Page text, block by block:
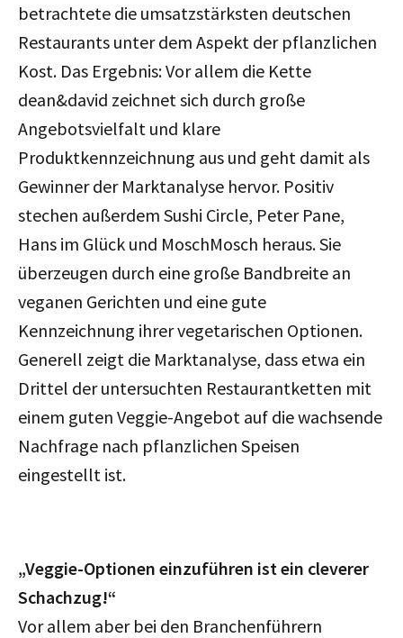
betrachtete die umsatzstärksten deutschen
Restaurants unter dem Aspekt der pflanzlichen
Kost. Das Ergebnis: Vor allem die Kette
dean&david zeichnet sich durch große
Angebotsvielfalt und klare
Produktkennzeichnung aus und geht damit als
Gewinner der Marktanalyse hervor. Positiv
stechen außerdem Sushi Circle, Peter Pane,
Hans im Glück und MoschMosch heraus. Sie
überzeugen durch eine große Bandbreite an
veganen Gerichten und eine gute
Kennzeichnung ihrer vegetarischen Optionen.
Generell zeigt die Marktanalyse, dass etwa ein
Drittel der untersuchten Restaurantketten mit
einem guten Veggie-Angebot auf die wachsende
Nachfrage nach pflanzlichen Speisen
eingestellt ist.
„Veggie-Optionen einzuführen ist ein cleverer
Schachzug!“
Vor allem aber bei den Branchenführern